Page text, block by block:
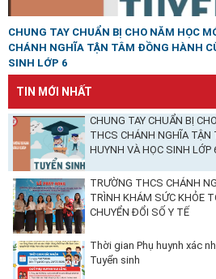
CHUNG TAY CHUẨN BỊ CHO NĂM HỌC
CHÁNH NGHĨA TẬN TÂM ĐỒNG HÀNH
SINH LỚP 6
TIN MỚI NHẤT
CHUNG TAY CHUẨN BỊ
THCS CHÁNH NGHĨA TẬN
HUYNH VÀ HỌC SINH LỚP
TRƯỜNG THCS CHÁNH
TRÌNH KHÁM SỨC KHỎE
CHUYỂN ĐỔI SỐ Y TẾ
Thời gian Phụ huynh xác
Tuyển sinh